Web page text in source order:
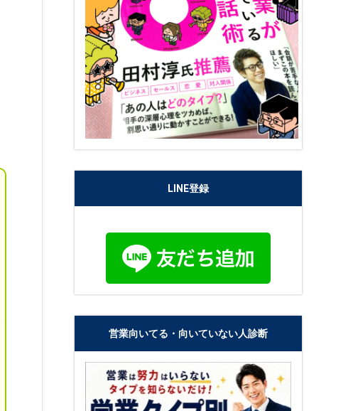
LINE登録
営業向いてる・向いていない人診断